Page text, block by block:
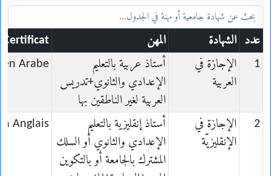
عدد الشهادة المهن
Certificat
1
الإجازة في
العربية
أستاذ عربية بالتعليم
الإعدادي والثانوي+تدريس
العربية لغير الناطقين بها
en Arabe
2
الإجازة في
الإنقليزيّة
أستاذ إنقليزية بالتعليم
الإعدادي والثانوي أو السلك
المشترك بالجامعة أو بالتكوين
Anglais